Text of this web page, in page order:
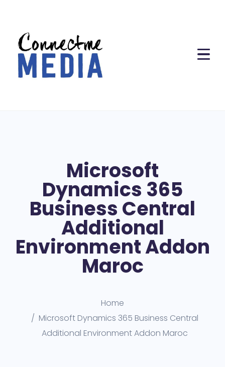
Microsoft
Dynamics 365
Business Central
Additional
Environment Addon
Maroc
Home
Microsoft Dynamics 365 Business Central
Additional Environment Addon Maroc